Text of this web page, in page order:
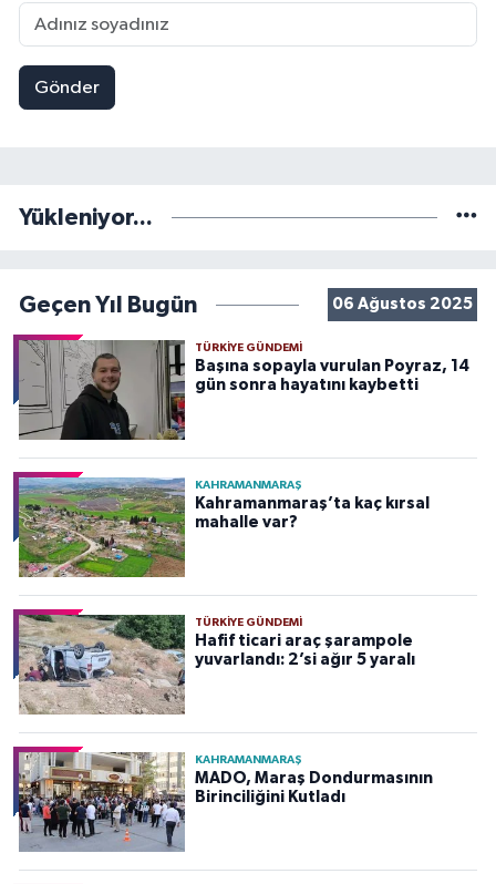
Gönder
Yükleniyor...
Geçen Yıl Bugün 06 Ağustos 2025
TÜRKIYE GÜNDEMI
Başına sopayla vurulan Poyraz, 14
gün sonra hayatını kaybetti
KAHRAMANMARAŞ
Kahramanmaraş’ta kaç kırsal
mahalle var?
TÜRKIYE GÜNDEMI
Hafif ticari araç şarampole
yuvarlandı: 2’si ağır 5 yaralı
KAHRAMANMARAŞ
MADO, Maraş Dondurmasının
Birinciliğini Kutladı